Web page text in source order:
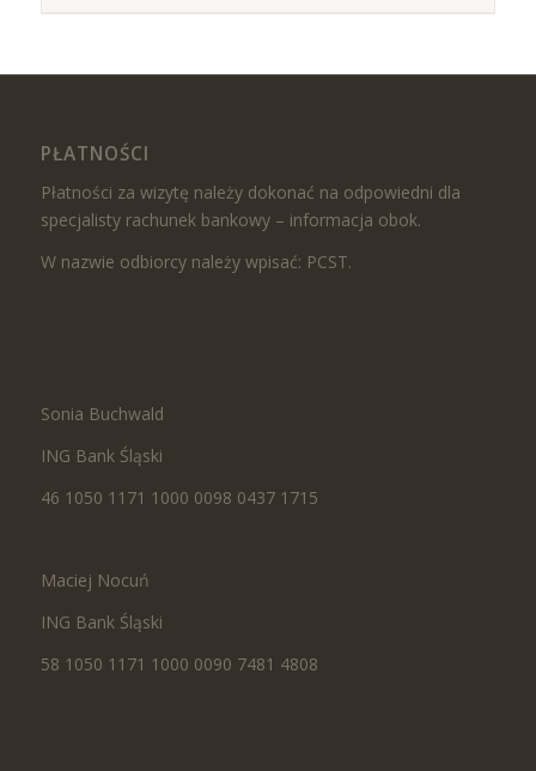
PŁATNOŚCI
Płatności za wizytę należy dokonać na odpowiedni dla
specjalisty rachunek bankowy – informacja obok.
W nazwie odbiorcy należy wpisać: PCST.
Sonia Buchwald
ING Bank Śląski
46 1050 1171 1000 0098 0437 1715
Maciej Nocuń
ING Bank Śląski
58 1050 1171 1000 0090 7481 4808